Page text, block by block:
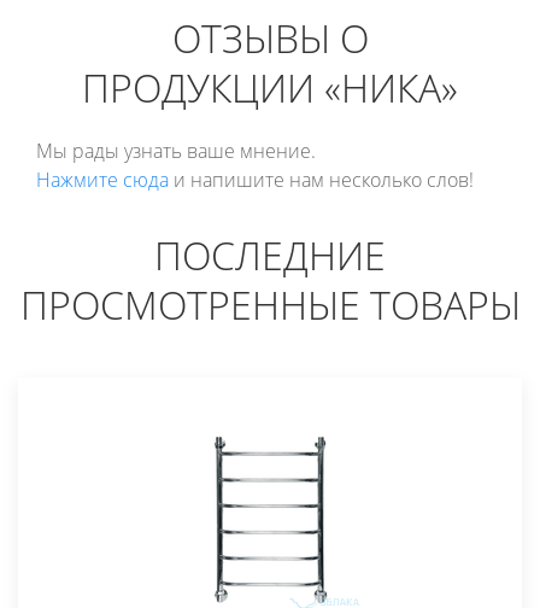
ОТЗЫВЫ О
ПРОДУКЦИИ «НИКА»
Мы рады узнать ваше мнение.
Нажмите сюда и напишите нам несколько слов!
ПОСЛЕДНИЕ
ПРОСМОТРЕННЫЕ ТОВАРЫ